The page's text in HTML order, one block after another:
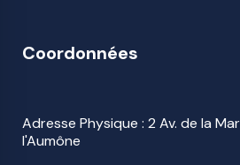
Coordonnées
Adresse Physique : 2 Av. de la
l'Aumône